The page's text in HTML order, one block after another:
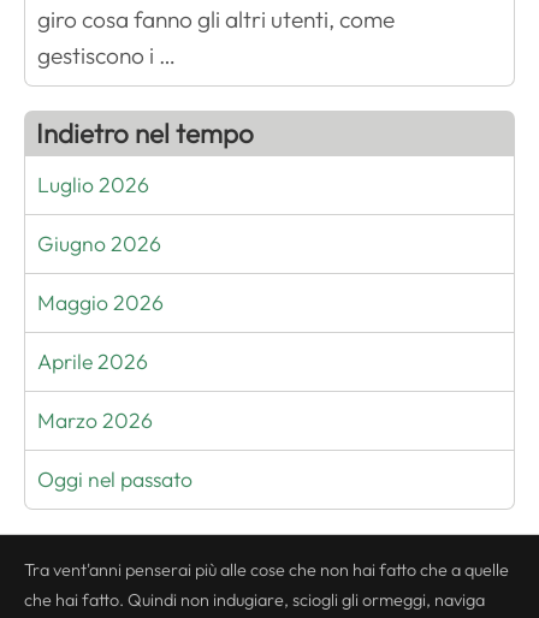
giro cosa fanno gli altri utenti, come
gestiscono i …
Indietro nel tempo
Luglio 2026
Giugno 2026
Maggio 2026
Aprile 2026
Marzo 2026
Oggi nel passato
Tra vent'anni penserai più alle cose che non hai fatto che a quelle
che hai fatto. Quindi non indugiare, sciogli gli ormeggi, naviga